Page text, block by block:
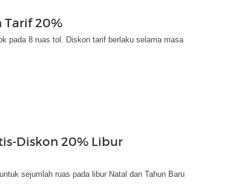
Tarif 20%
pada 8 ruas tol. Diskon tarif berlaku selama masa
Diskon 20% Libur
sejumlah ruas pada libur Natal dan Tahun Baru